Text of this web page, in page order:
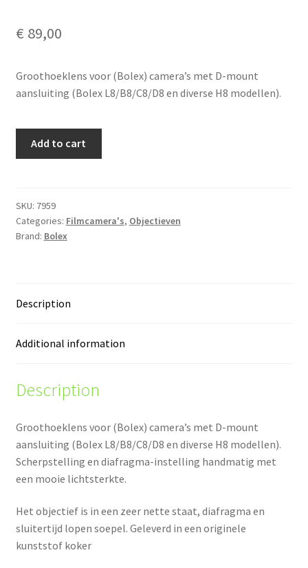
€ 89,00
Groothoeklens voor (Bolex) camera’s met D-mount
aansluiting (Bolex L8/B8/C8/D8 en diverse H8 modellen).
D-
mount
voor
Add to cart
SKU: 7959
Categories: Filmcamera's, Objectieven
Brand: Bolex
Description
Additional information
Description
Groothoeklens voor (Bolex) camera’s met D-mount
aansluiting (Bolex L8/B8/C8/D8 en diverse H8 modellen).
Scherpstelling en diafragma-instelling handmatig met
een mooie lichtsterkte.
Het objectief is in een zeer nette staat, diafragma en
sluitertijd lopen soepel. Geleverd in een originele
kunststof koker